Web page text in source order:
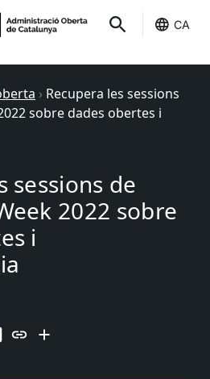
CA
› Recupera les sessions
sobre dades obertes i
sessions de
2022 sobre
i